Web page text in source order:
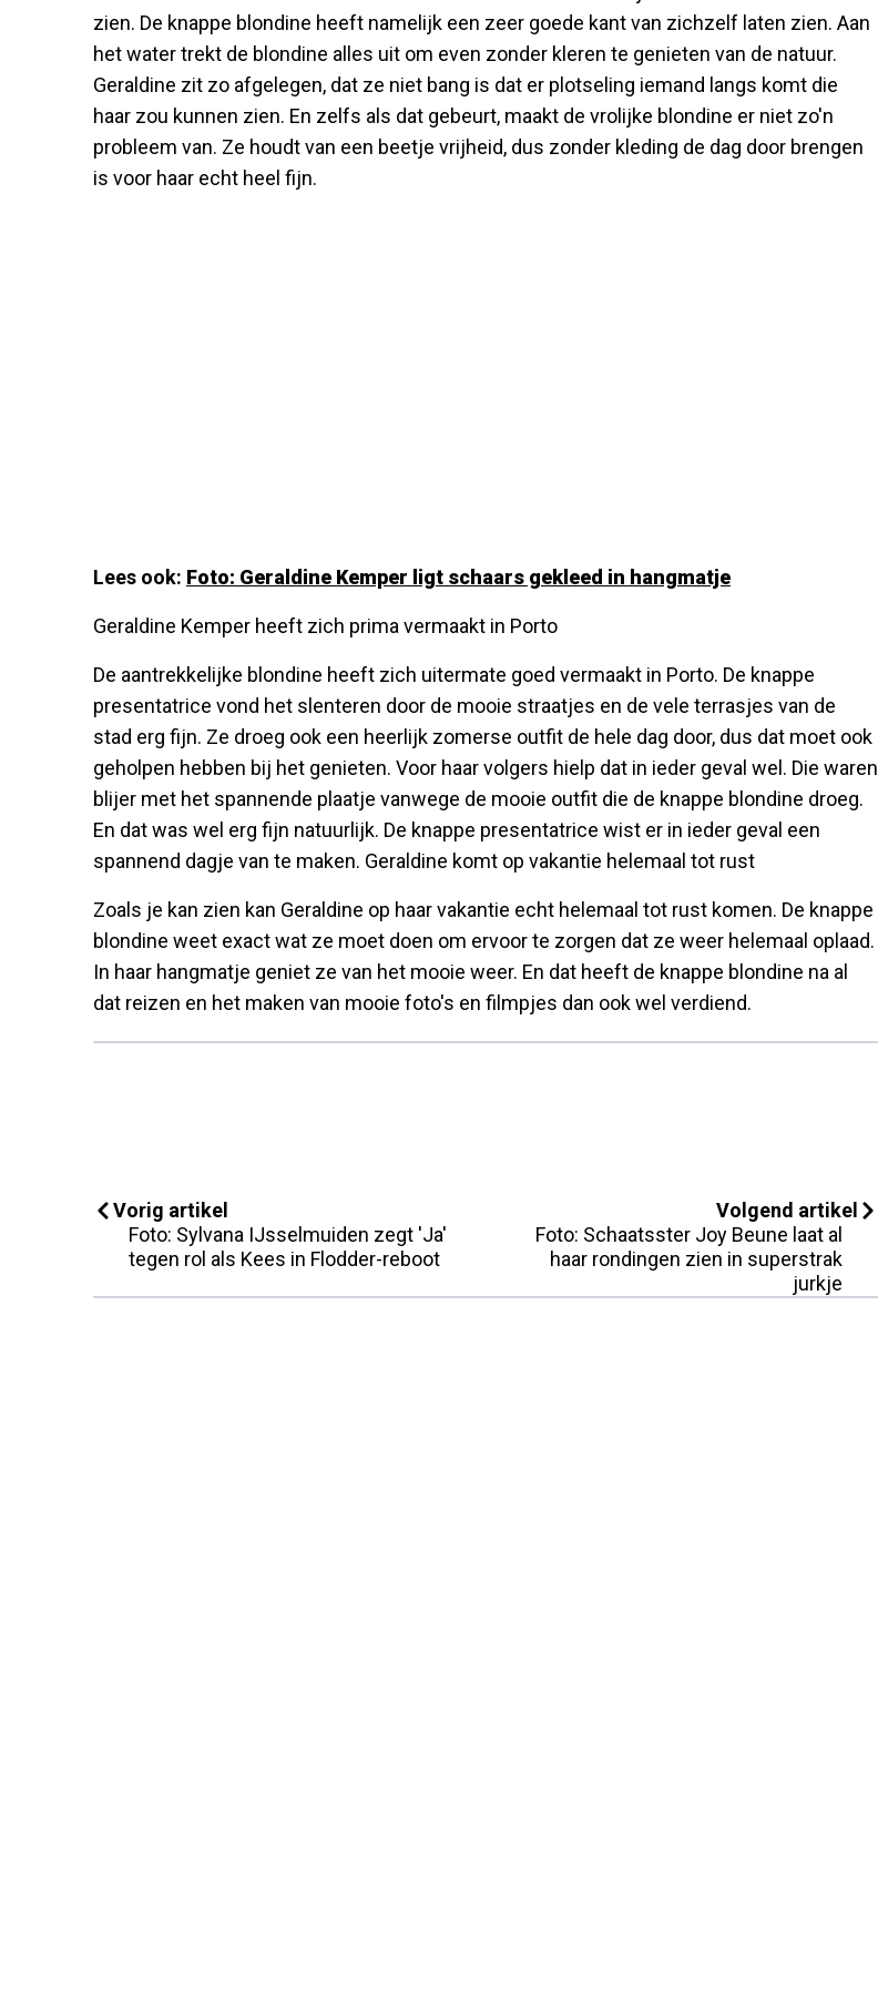
zien. De knappe blondine heeft namelijk een zeer goede kant van zichzelf laten zien. Aan
het water trekt de blondine alles uit om even zonder kleren te genieten van de natuur.
Geraldine zit zo afgelegen, dat ze niet bang is dat er plotseling iemand langs komt die
haar zou kunnen zien. En zelfs als dat gebeurt, maakt de vrolijke blondine er niet zo'n
probleem van. Ze houdt van een beetje vrijheid, dus zonder kleding de dag door brengen
is voor haar echt heel fijn.
Lees ook: Foto: Geraldine Kemper ligt schaars gekleed in hangmatje
Geraldine Kemper heeft zich prima vermaakt in Porto
De aantrekkelijke blondine heeft zich uitermate goed vermaakt in Porto. De knappe
presentatrice vond het slenteren door de mooie straatjes en de vele terrasjes van de
stad erg fijn. Ze droeg ook een heerlijk zomerse outfit de hele dag door, dus dat moet ook
geholpen hebben bij het genieten. Voor haar volgers hielp dat in ieder geval wel. Die waren
blijer met het spannende plaatje vanwege de mooie outfit die de knappe blondine droeg.
En dat was wel erg fijn natuurlijk. De knappe presentatrice wist er in ieder geval een
spannend dagje van te maken. Geraldine komt op vakantie helemaal tot rust
Zoals je kan zien kan Geraldine op haar vakantie echt helemaal tot rust komen. De knappe
blondine weet exact wat ze moet doen om ervoor te zorgen dat ze weer helemaal oplaad.
In haar hangmatje geniet ze van het mooie weer. En dat heeft de knappe blondine na al
dat reizen en het maken van mooie foto's en filmpjes dan ook wel verdiend.
Vorig artikel
Foto: Sylvana IJsselmuiden zegt 'Ja'
tegen rol als Kees in Flodder-reboot
Volgend artikel
Foto: Schaatsster Joy Beune laat al
haar rondingen zien in superstrak
jurkje